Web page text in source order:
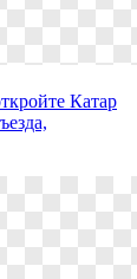
Катар